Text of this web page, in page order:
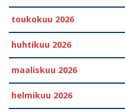
toukokuu 2026
huhtikuu 2026
maaliskuu 2026
helmikuu 2026